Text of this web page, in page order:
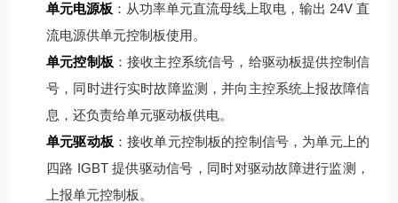
单元电源板 ：从功率单元直流母线上取电，输出 24V 直
流电源供单元控制板使用。
单元控制板 ：接收主控系统信号，给驱动板提供控制信
号，同时进行实时故障监测，并向主控系统上报故障信
息，还负责给单元驱动板供电。
单元驱动板 ：接收单元控制板的控制信号，为单元上的
四路 IGBT 提供驱动信号，同时对驱动故障进行监测，
上报单元控制板。